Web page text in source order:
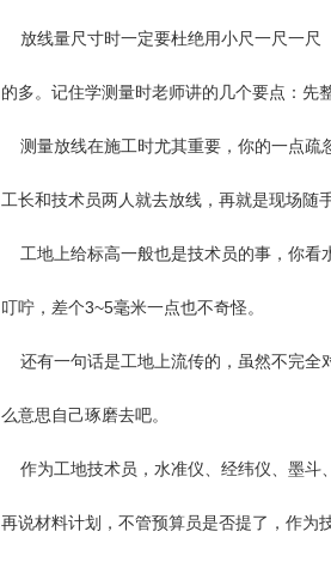
放线量尺寸时一定要杜绝用小尺一尺一尺
的多。记住学测量时老师讲的几个要点：先
测量放线在施工时尤其重要，你的一点疏
工长和技术员两人就去放线，再就是现场随
工地上给标高一般也是技术员的事，你看
叮咛，差个3~5毫米一点也不奇怪。
还有一句话是工地上流传的，虽然不完全
么意思自己琢磨去吧。
作为工地技术员，水准仪、经纬仪、墨斗
再说材料计划，不管预算员是否提了，作为